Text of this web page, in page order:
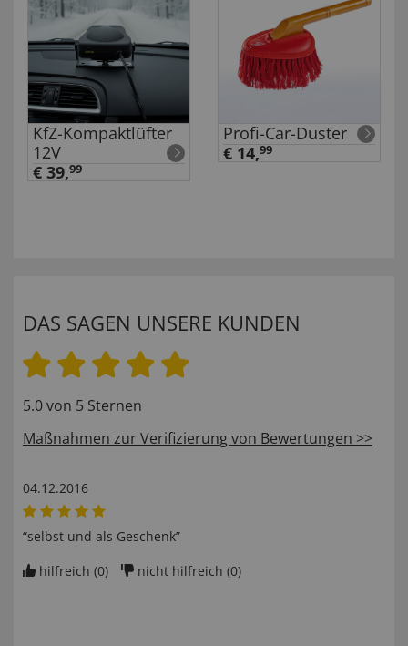
KfZ-Kompaktlüfter
12V
€ 39,99
Profi-Car-Duster
€ 14,99
DAS SAGEN UNSERE KUNDEN
5.0 von 5 Sternen
Maßnahmen zur Verifizierung von Bewertungen >>
04.12.2016
“selbst und als Geschenk”
hilfreich (0) nicht hilfreich (0)